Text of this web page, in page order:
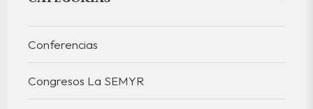
Conferencias
Congresos La SEMYR